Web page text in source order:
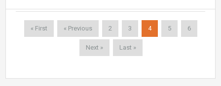
« First « Previous 2 3 4 5 6
Next » Last »